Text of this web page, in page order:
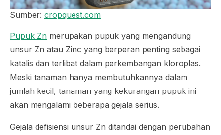
Sumber: cropquest.com
Pupuk Zn merupakan pupuk yang mengandung
unsur Zn atau Zinc yang berperan penting sebagai
katalis dan terlibat dalam perkembangan kloroplas.
Meski tanaman hanya membutuhkannya dalam
jumlah kecil, tanaman yang kekurangan pupuk ini
akan mengalami beberapa gejala serius.
Gejala defisiensi unsur Zn ditandai dengan perubahan